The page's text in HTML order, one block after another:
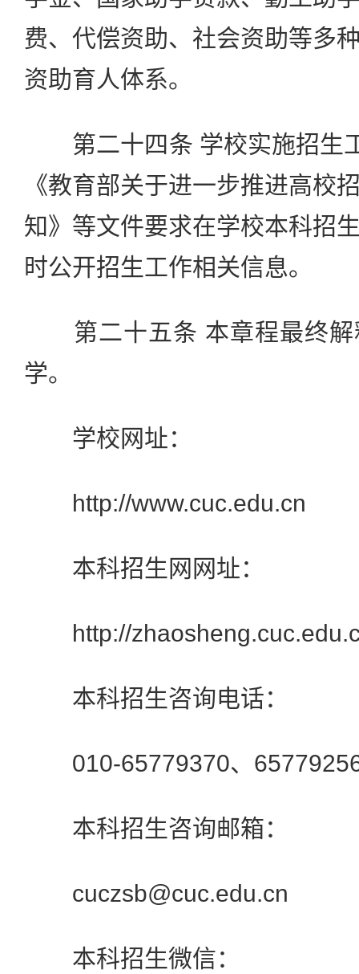
费、代偿资助、社会资助等多
资助育人体系。
第二十四条 学校实施招生工
《教育部关于进一步推进高校
知》等文件要求在学校本科招
时公开招生工作相关信息。
第二十五条 本章程最终解
学。
学校网址：
http://www.cuc.edu.cn
本科招生网网址：
http://
本科招生咨询电话：
010-65779370、
本科招生咨询邮箱：
cuczsb@cuc.edu.cn
本科招生微信：